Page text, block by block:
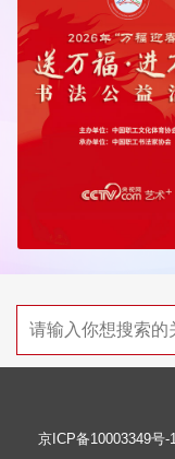
京ICP备10003349号-1